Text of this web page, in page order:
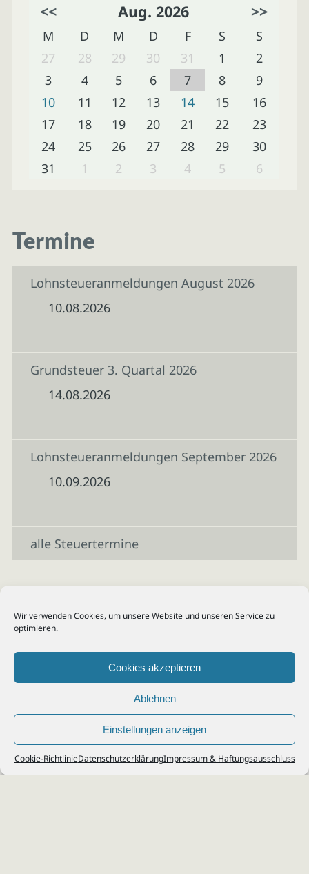
Wir verwenden Cookies, um unsere Website und unseren Service zu
optimieren.
Cookies akzeptieren
Ablehnen
Einstellungen anzeigen
Cookie-RichtlinieDatenschutzerklärungImpressum & Haftungsausschluss
<< Aug. 2026 >>
M D M D F S
S
27
28 29 30 31 1
2
3
4 5 6 7 8
9
10
11 12 13 14 15
16
17
18 19 20 21 22
23
24
25 26 27 28 29
30
31
1 2 3 4 5 6
Termine
Lohnsteueranmeldungen August 2026
10.08.2026
Grundsteuer 3. Quartal 2026
14.08.2026
Lohnsteueranmeldungen September 2026
10.09.2026
alle Steuertermine
© 2026Steuerberater Kempf, Köln - Steuerberatung Poll, Porz, Deutz, Mülheim,